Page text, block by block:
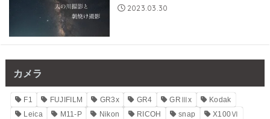
2023.03.30
カメラ
F1 FUJIFILM GR3x GR4 GRⅢx
Kodak
Leica
M11-P Nikon RICOH snap
X100Ⅵ